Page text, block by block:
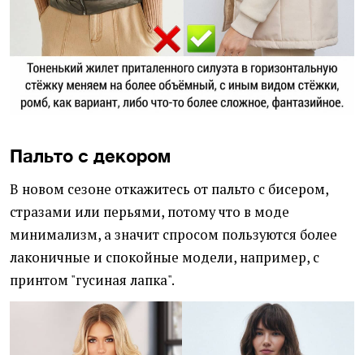
Пальто с декором
В новом сезоне откажитесь от пальто с бисером,
стразами или перьями, потому что в моде
минимализм, а значит спросом пользуются более
лаконичные и спокойные модели, например, с
принтом "гусиная лапка".